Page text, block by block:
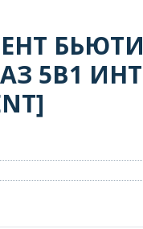
5В1